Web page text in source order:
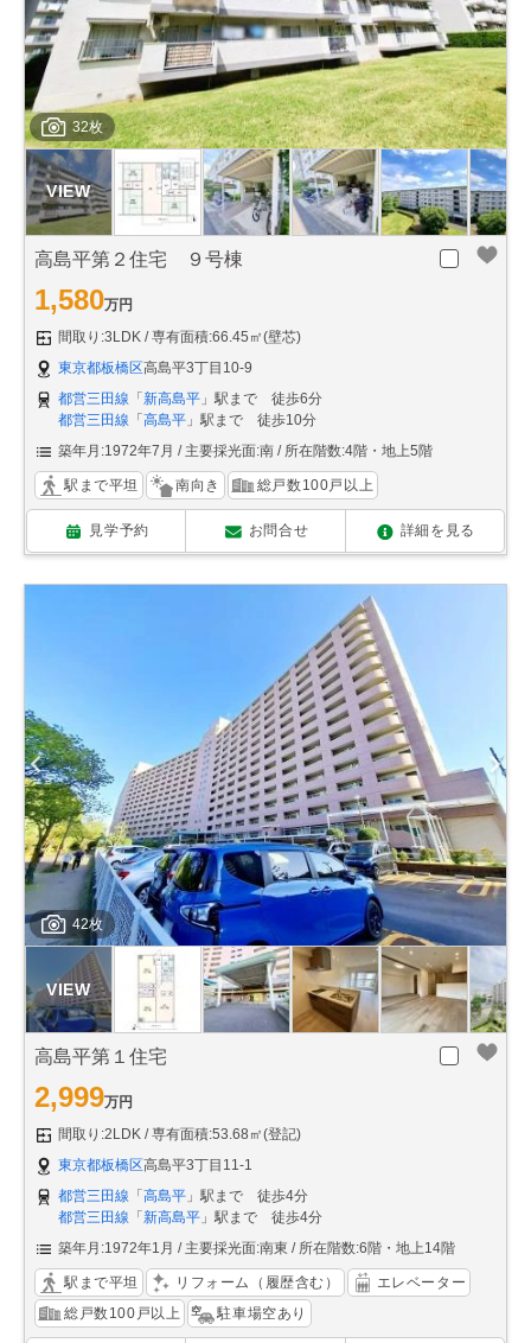
32枚
高島平第２住宅 ９号棟
1,580万円
間取り:3LDK
専有面積:66.45㎡(壁芯)
東京都板橋区高島平3丁目10-9
都営三田線 「新高島平 」駅まで 徒歩6分
都営三田線 「高島平 」駅まで 徒歩10分
築年月:1972年7月
主要採光面:南 所在階数:4階・地上5階
駅まで平坦 南向き 総戸数100戸以上
見学予約 お問合せ 詳細を見る
42枚
高島平第１住宅
2,999万円
間取り:2LDK
専有面積:53.68㎡(登記)
東京都板橋区高島平3丁目11-1
都営三田線 「 高島平 」駅まで 徒歩4分
都営三田線 「 新高島平 」駅まで 徒歩4分
築年月:1972年1月
主要採光面:南東 所在階数:6階・地上14階
駅まで平坦 リフォーム（履歴含む）
エレベーター
総戸数100戸以上
駐車場空あり